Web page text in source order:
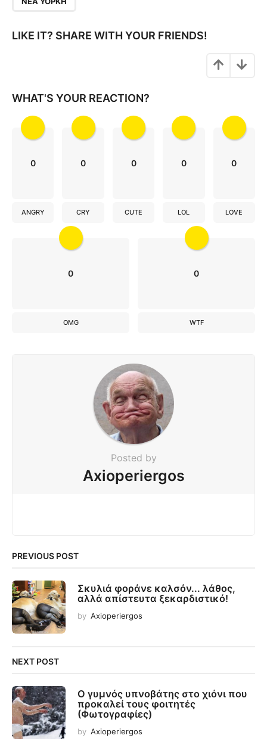
a
n
LIKE IT? SHARE WITH YOUR FRIENDS!
WHAT'S YOUR REACTION?
0
ANGRY
0
CRY
0
CUTE
0
LOL
0
LOVE
0
OMG
0
WTF
Posted by
Axioperiergos
PREVIOUS POST
Σκυλιά φοράνε καλσόν... λάθος,
αλλά απίστευτα ξεκαρδιστικό!
by Axioperiergos
NEXT POST
Ο γυμνός υπνοβάτης στο χιόνι που
προκαλεί τους φοιτητές
(Φωτογραφίες)
by Axioperiergos